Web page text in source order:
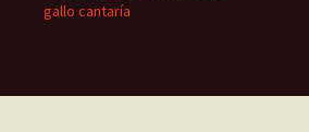
gallo cantaría